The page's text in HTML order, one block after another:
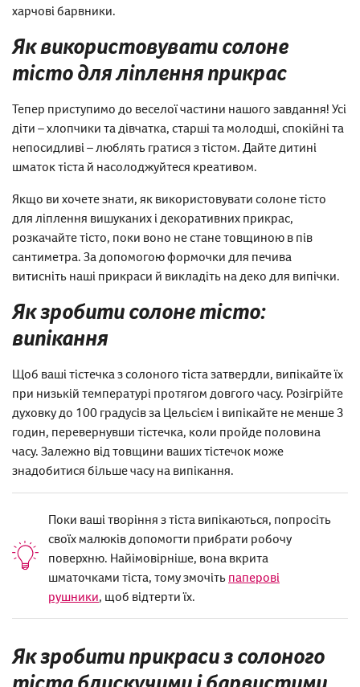
харчові барвники.
Як використовувати солоне
тісто для ліплення прикрас
Тепер приступимо до веселої частини нашого завдання! Усі
діти – хлопчики та дівчатка, старші та молодші, спокійні та
непосидливі – люблять гратися з тістом. Дайте дитині
шматок тіста й насолоджуйтеся креативом.
Якщо ви хочете знати, як використовувати солоне тісто
для ліплення вишуканих і декоративних прикрас,
розкачайте тісто, поки воно не стане товщиною в пів
сантиметра. За допомогою формочки для печива
витисніть наші прикраси й викладіть на деко для випічки.
Як зробити солоне тісто:
випікання
Щоб ваші тістечка з солоного тіста затвердли, випікайте їх
при низькій температурі протягом довгого часу. Розігрійте
духовку до 100 градусів за Цельсієм і випікайте не менше 3
годин, перевернувши тістечка, коли пройде половина
часу. Залежно від товщини ваших тістечок може
знадобитися більше часу на випікання.
Поки ваші творіння з тіста випікаються, попросіть
своїх малюків допомогти прибрати робочу
поверхню. Найімовірніше, вона вкрита
шматочками тіста, тому змочіть паперові
рушники, щоб відтерти їх.
Як зробити прикраси з солоного